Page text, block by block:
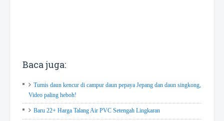
Baca juga:
Tumis daun kencur di campur daun pepaya Jepang dan daun singkong,
Video paling heboh!
Baru 22+ Harga Talang Air PVC Setengah Lingkaran